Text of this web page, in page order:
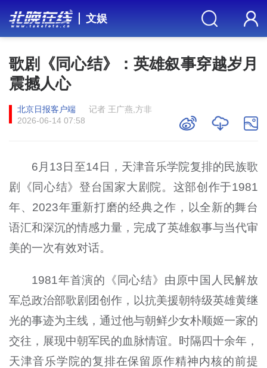
文娱
歌剧《同心结》：英雄叙事穿越岁月
震撼人心
北京日报客户端
记者 王广燕,方非
2026-06-14 07:58
6月13日至14日，天津音乐学院复排的民族歌
剧《同心结》登台国家大剧院。这部创作于1981
年、2023年重新打磨的经典之作，以全新的舞台
语汇和深沉的情感力量，完成了英雄叙事与当代审
美的一次有效对话。
1981年首演的《同心结》由原中国人民解放
军总政治部歌剧团创作，以抗美援朝特级英雄黄继
光的事迹为主线，通过他与朝鲜少女朴顺姬一家的
交往，展现中朝军民的血脉情谊。时隔四十余年，
天津音乐学院的复排在保留原作精神内核的前提